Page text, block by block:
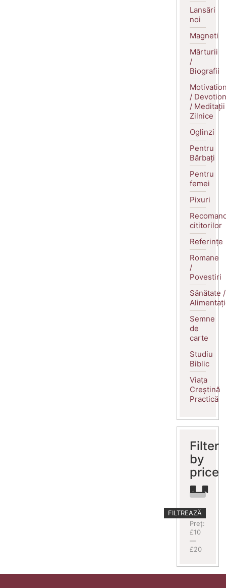
Lansări
noi
Magneti
Mărturii
/
Biografii
/
/ Meditații
Zilnice
Oglinzi
Pentru
Bărbați
Pentru
femei
Pixuri
cititorilor
Referințe
Romane
/
Povestiri
Sănătate /
Semne
de
carte
Studiu
Biblic
Viața
Creștină
Practică
Filter
by
price
Preț
minim
Preț
maxim
FILTREAZĂ
Preț:
£10
—
£20